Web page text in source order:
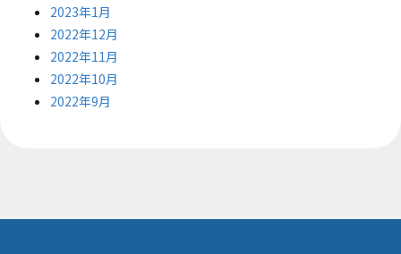
2023年1月
2022年12月
2022年11月
2022年10月
2022年9月